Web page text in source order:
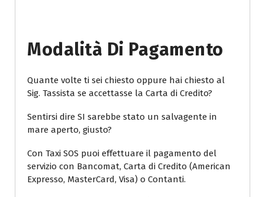
Modalità Di Pagamento
Quante volte ti sei chiesto oppure hai chiesto al
Sig. Tassista se accettasse la Carta di Credito?
Sentirsi dire SI sarebbe stato un salvagente in
mare aperto, giusto?
Con Taxi SOS puoi effettuare il pagamento del
servizio con Bancomat, Carta di Credito (American
Expresso, MasterCard, Visa) o Contanti.